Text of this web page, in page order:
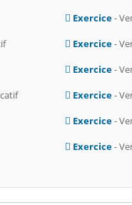
Exercice-
Exercice-
Exercice-
Exercice-
Exercice-
Exercice-